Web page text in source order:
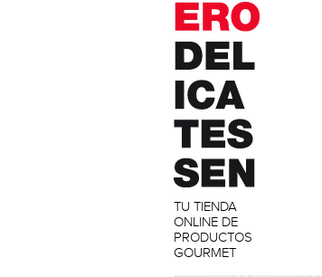
TU TIENDA
ONLINE DE
PRODUCTOS
GOURMET